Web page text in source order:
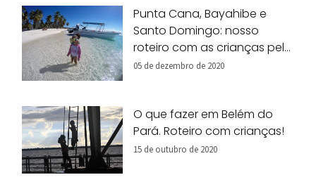
Punta Cana, Bayahibe e
Santo Domingo: nosso
roteiro com as crianças pela
República Dominicana!
05 de dezembro de 2020
O que fazer em Belém do
Pará. Roteiro com crianças!
15 de outubro de 2020